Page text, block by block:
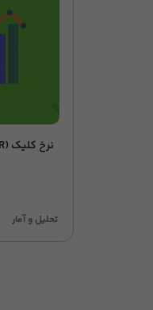
نرخ کلیک (CTR) چیست و چگونه محاسبه می‌شود؟
تحلیل و آمار